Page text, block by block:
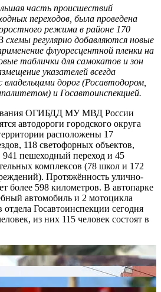
часть происшествий
переходов, была проведена
режима в районе 170
схемы регулярно добавляются новые
флуоресцентной пленки на
таблички для самокатов и зон
указателей всегда
владельцами дорог (Росавтодором,
и Госавтоинспекцией.
ОГИБДД МУ МВД России
автодороги городского округа
расположены 17
118 светофорных объектов,
пешеходный переход и 45
комплексов (78 школ и 172
Протяжённость улично-
более 598 километров. В автопарке
автомобиль и 2 мотоцикла
Госавтоинспекции сегодня
из них 115 человек состоят в